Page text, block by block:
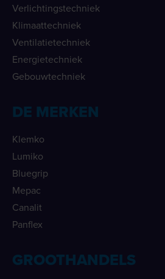
Verlichtingstechniek
Klimaattechniek
Ventilatietechniek
Energietechniek
Gebouwtechniek
DE MERKEN
Klemko
Lumiko
Bluegrip
Mepac
Canalit
Panflex
GROOTHANDELS